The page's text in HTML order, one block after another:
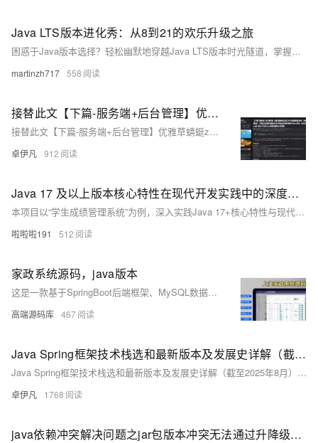
Java LTS版本进化秀：从8到21的欢乐升级之旅
困惑于Java版本选择？轻松幽默地穿越Java LTS版本时光隧道，掌握从Java 8到21的关键特性。通过一家初创公司的系统升级故事，直观了解每个版本如何解决代码冗余、性能瓶颈等开发痛点，助你在技术选型中做出明智决策。
martinzh717 558
接替此文【下篇-服务端+后台管理】优雅草蜻蜓z系统JAVA版暗影版为例-【蜻蜓z系列通用】-2025年全新项目整合搭建方式-这是独立吃透代码以后首次改变-独立PC版本vue版搭建教程-优雅草卓伊凡
接替此文【下篇-服务端+后台管理】优雅草蜻蜓z系统JAVA版暗影版为例-【蜻蜓z系列通用】-2025年全新项目整合搭建方式-这是独立吃透代码以后首次改变-独立PC版本vue版搭建教程-优雅草卓伊凡
卓伊凡 912
Java 17 及以上版本核心特性在现代开发实践中的深度应用与高效实践方法 Java 开发实践
本项目以“学生成绩管理系统”为例，深入实践Java 17+核心特性与现代开发技术。采用Spring Boot 3.1、WebFlux、R2DBC等构建响应式应用，结合Record类、模式匹配、Stream优化等新特性提升代码质量。涵盖容器化部署（Docker）、自动化测试、性能优化及安全加固，全面展示Java最新技术在实际项目中的应用，助力开发者掌握现代化Java开发方法。
啦啦啦191 512
家政系统源码，java版本
这是一款基于SpringBoot后端框架、MySQL数据库及Uniapp移动端开发的家政预约上门服务系统。
高端源码库 467
Java Spring框架技术栈选和最新版本及发展史详解（截至2025年8月）-优雅草卓伊凡
Java Spring框架技术栈选和最新版本及发展史详解（截至2025年8月）-优雅草卓伊凡
卓伊凡 1768
java依赖冲突解决问题之jar包版本冲突无法通过升降级解决时如何解决